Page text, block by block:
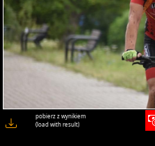
pobierz z wynikiem
(load with result)